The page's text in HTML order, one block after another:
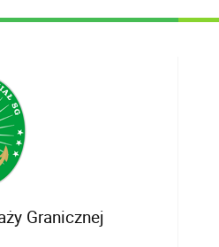
Granicznej